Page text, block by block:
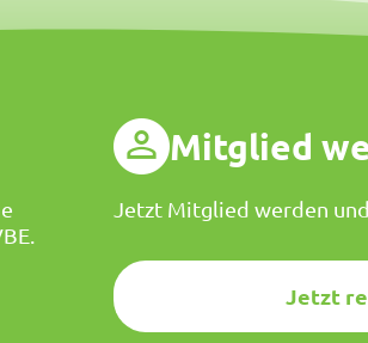
Mitglied
Jetzt Mitglied werden
Jetzt